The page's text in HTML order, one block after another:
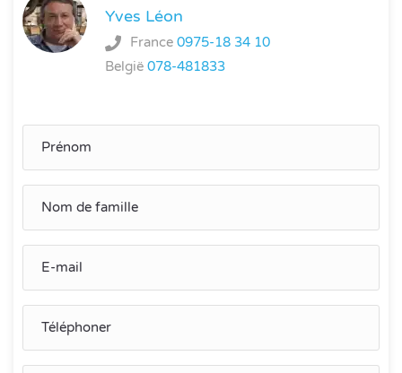
Yves Léon
France 0975-18 34 10
België 078-481833